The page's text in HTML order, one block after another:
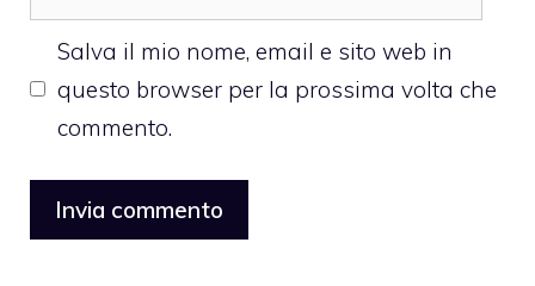
web
Salva il mio nome, email e sito web in
questo browser per la prossima volta che
commento.